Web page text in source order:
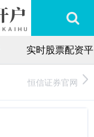
实时股票配资
恒信证券官网